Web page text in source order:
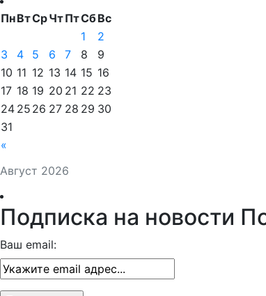
Август 2026
ПнВтСрЧтПтСбВс
«
1
2
3
4 5 6 7 8
9
10 11 12 13 14 15 16
17 18 19 20 21 22 23
24 25 26 27 28 29 30
31
Подписка на новости
Ваш email: